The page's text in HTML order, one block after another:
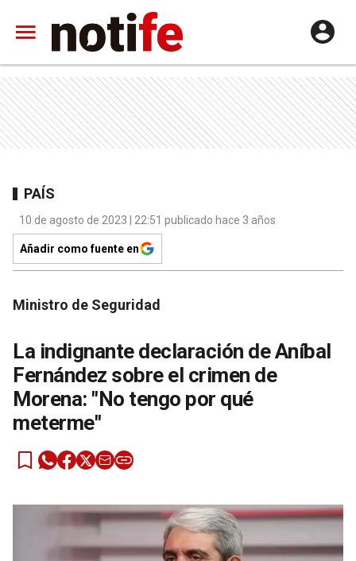
PAÍS
10 de agosto de 2023 | 22:51 publicado hace 3 años
Añadir como fuente en
Ministro de Seguridad
La indignante declaración de Aníbal
Fernández sobre el crimen de
Morena: "No tengo por qué
meterme"